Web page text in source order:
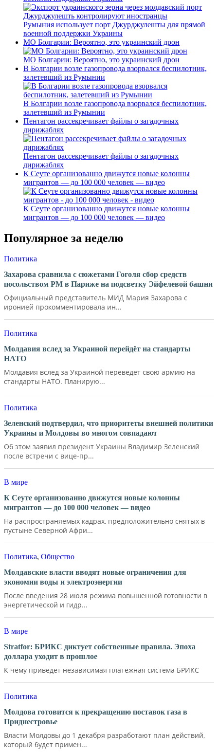
Румыния использует порт Джурджулешты для прямой
военной поддержки Украины
МО Болгарии: Вероятно, это украинский дрон
МО Болгарии: Вероятно, это украинский дрон
В Болгарии возле газопровода взорвался беспилотник,
залетевший из Румынии
В Болгарии возле газопровода взорвался беспилотник,
залетевший из Румынии
Пентагон рассекречивает файлы о загадочных
дирижаблях
Пентагон рассекречивает файлы о загадочных
дирижаблях
К Сеуте организованно движутся новые колонны
мигрантов — до 100 000 человек — видео
К Сеуте организованно движутся новые колонны
мигрантов — до 100 000 человек — видео
Популярное за неделю
Политика
Захарова сравнила с сюжетами Гоголя сбор средств
посольством РМ в Париже на подсветку Эйфелевой башни
Официальный представитель МИД Мария Захарова с
иронией прокомментировала ин...
Политика
Молдавия вслед за Украиной перейдёт на стандарты
НАТО
Молдавия вслед за Украиной переведет свою армию на
стандарты НАТО. Планирую...
Политика
Зеленский подтвердил, что приоритеты внешней политики
Украины и Молдовы во многом совпадают
Об этом заявил президент Украины Владимир Зеленский
после встречи с вице-пр...
В мире
К Сеуте организованно движутся новые колонны
мигрантов — до 100 000 человек — видео
На распространяемых кадрах, предположительно снятых в
пустыне Северной Афри...
Политика, Общество
Молдавские власти вводят новые ограничения для
экономии воды и электроэнергии
После введения 28 июля режима повышенной готовности в
энергетической и гидр...
В мире
Stratfor: БРИКС диктует собственные правила. Эпоха
доллара уходит в прошлое
К чему приведет независимая платежная система БРИКС
Политика
Молдова готовится к прекращению поставок газа в
Приднестровье
Власти Молдовы до 1 декабря разработают план действий,
который будет примен...